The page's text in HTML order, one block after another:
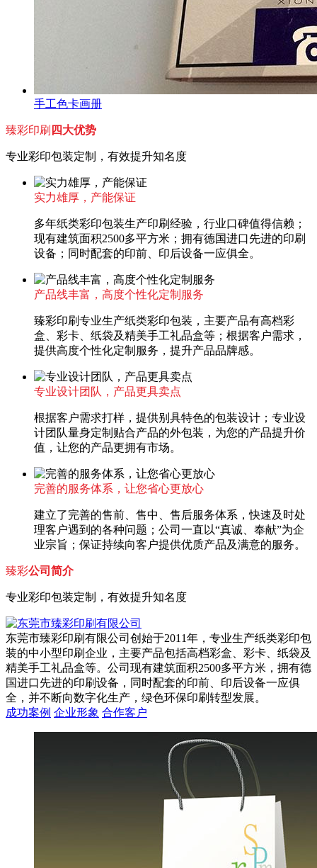
手工色卡画册
臻彩印刷 四大优势
专业彩印包装定制，有效提升知名度
实力雄厚，产能保证
多年纸类彩印包装生产印刷经验，行业口碑值得信赖；
现有建筑面积2500多平方米；拥有德国进口先进的印刷
设备；同时配套的印前、印后设备一应俱全。
产品线丰富，高度个性化定制服务
臻彩印刷专业生产纸类彩印包装，主要产品有高档彩
盒、彩卡、纸袋及精美手工礼品盒等；根据客户需求，
提供高度个性化定制服务，提升产品品牌感。
专业设计团队，产品更具卖点
根据客户需求打样，提供别具特色的包装设计；专业设
计团队量身定制贴合产品的外包装，为您的产品提升价
值，让您的产品更拥有市场。
完善的服务体系，让您省心更放心
建立了完善的售前、售中、售后服务体系，快速及时处
理客户遇到的各种问题；公司一直以“真诚、奉献”为企
业宗旨；保证持续向客户提供优质产品及满意的服务。
臻彩公司简介
专业彩印包装定制，有效提升知名度
东莞市臻彩印刷有限公司创始于2011年，专业生产纸类彩印包
装的中小型印刷企业，主要产品包括高档彩盒、彩卡、纸袋及
精美手工礼品盒等。公司现有建筑面积2500多平方米，拥有德
国进口先进的印刷设备，同时配套的印前、印后设备一应俱
全，并不断向数字化生产，绿色环保印刷转型发展。
成功案例 企业形象 合作客户